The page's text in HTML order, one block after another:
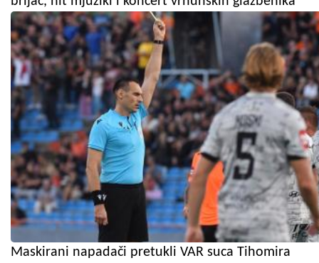
Maskirani napadači pretukli VAR suca Tihomira